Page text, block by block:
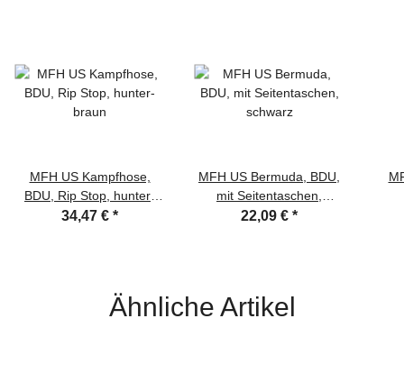
MFH US Kampfhose,
BDU, Rip Stop, hunter-
braun
34,47 € *
MFH US Bermuda, BDU,
mit Seitentaschen,
schwarz
22,09 € *
Ähnliche Artikel